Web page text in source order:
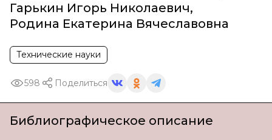
Гарькин Игорь Николаевич,
Родина Екатерина Вячеславовна
Технические науки
598 Поделиться
Библиографическое описание